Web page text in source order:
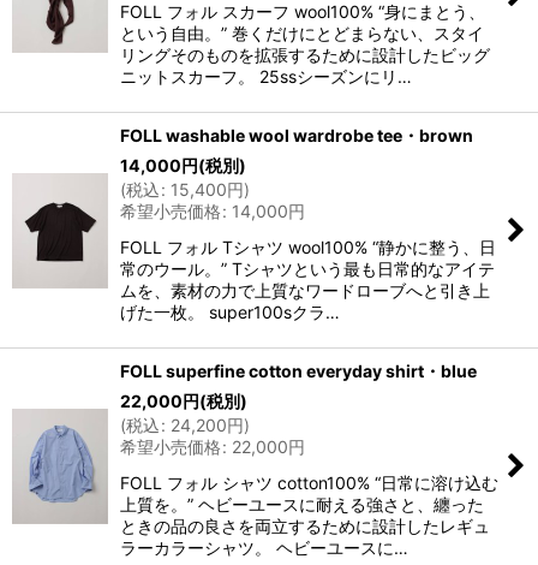
FOLL フォル スカーフ wool100% “身にまとう、
という自由。” 巻くだけにとどまらない、スタイ
リングそのものを拡張するために設計したビッグ
ニットスカーフ。 25ssシーズンにリ…
FOLL washable wool wardrobe tee・brown
14,000円(税別)
(税込: 15,400円)
希望小売価格: 14,000円
FOLL フォル Tシャツ wool100% “静かに整う、日
常のウール。” Tシャツという最も日常的なアイテ
ムを、素材の力で上質なワードローブへと引き上
げた一枚。 super100sクラ…
FOLL superfine cotton everyday shirt・blue
22,000円(税別)
(税込: 24,200円)
希望小売価格: 22,000円
FOLL フォル シャツ cotton100% “日常に溶け込む
上質を。” ヘビーユースに耐える強さと、纏った
ときの品の良さを両立するために設計したレギュ
ラーカラーシャツ。 ヘビーユースに…